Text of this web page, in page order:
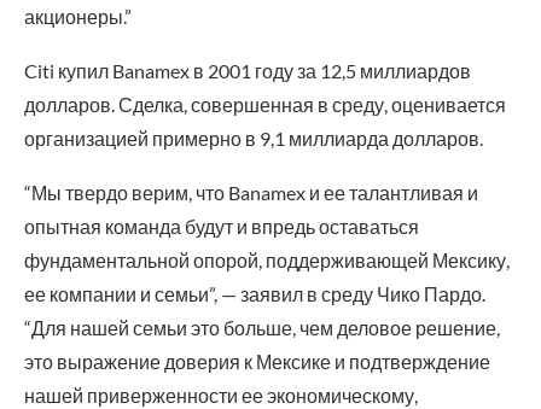
акционеры.”
Citi купил Banamex в 2001 году за 12,5 миллиардов
долларов. Сделка, совершенная в среду, оценивается
организацией примерно в 9,1 миллиарда долларов.
“Мы твердо верим, что Banamex и ее талантливая и
опытная команда будут и впредь оставаться
фундаментальной опорой, поддерживающей Мексику,
ее компании и семьи”, — заявил в среду Чико Пардо.
“Для нашей семьи это больше, чем деловое решение,
это выражение доверия к Мексике и подтверждение
нашей приверженности ее экономическому,